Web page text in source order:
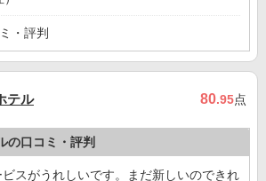
・評判
テル 80.95点
の口コミ・評判
ビスがうれしいです。まだ新しいのできれ